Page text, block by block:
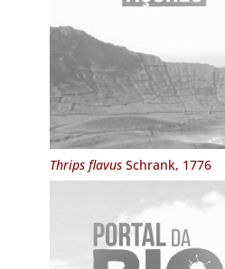
Thrips flavusSchrank, 1776